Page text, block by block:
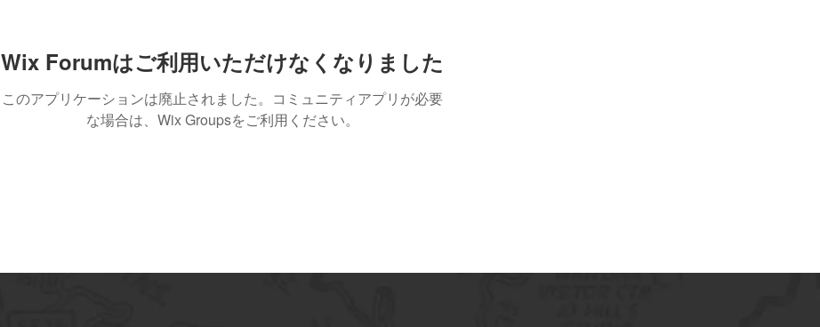
Wix Forumはご利用いただけなくなりました
このアプリケーションは廃止されました。コミュニティアプリが必要
な場合は、Wix Groupsをご利用ください。